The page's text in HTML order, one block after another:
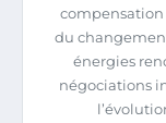
compensation
du
énergies
négociations